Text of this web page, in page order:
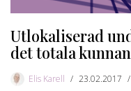
Utlokaliserad
det totala
Elis Karell 23.02.2017